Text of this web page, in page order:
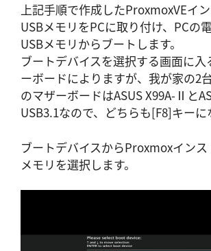
上記手順で作成したProxmoxVEイ
USBメモリをPCに取り付け、PCの
USBメモリからブートします。
ブートデバイスを選択する画面に入
ーボードによりますが、我が家の2
のマザーボードはASUS X99A-Ⅱと
USB3.1なので、どちらも[F8]キーに
ブートデバイスからProxmoxイン
メモリを選択します。